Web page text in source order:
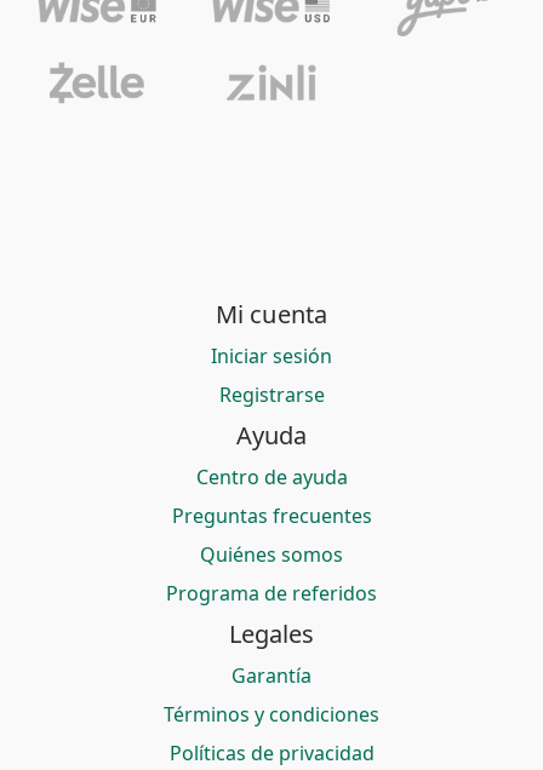
Mi cuenta
Iniciar sesión
Registrarse
Ayuda
Centro de ayuda
Preguntas frecuentes
Quiénes somos
Programa de referidos
Legales
Garantía
Términos y condiciones
Políticas de privacidad